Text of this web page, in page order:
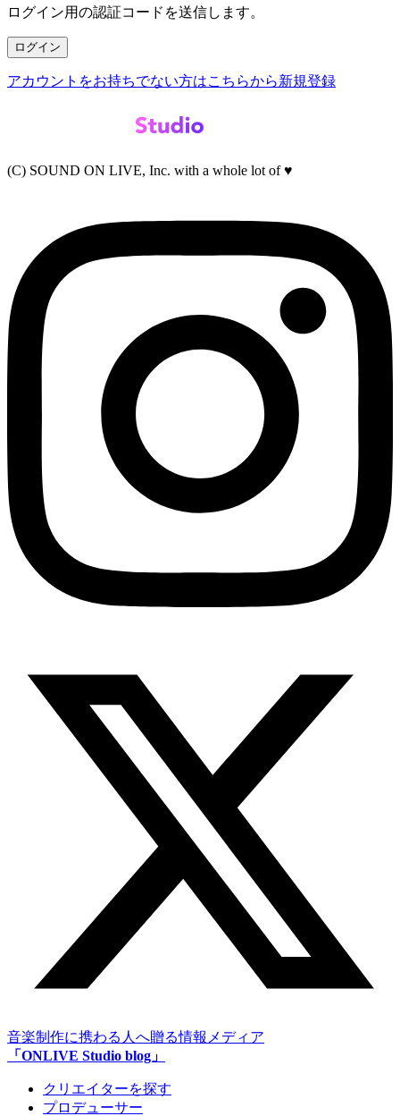
ログイン用の認証コードを送信します。
ログイン
アカウントをお持ちでない方はこちらから新規登録
(C) SOUND ON LIVE, Inc. with a whole lot of ♥
音楽制作に携わる人へ贈る情報メディア
「ONLIVE Studio blog」
クリエイターを探す
プロデューサー